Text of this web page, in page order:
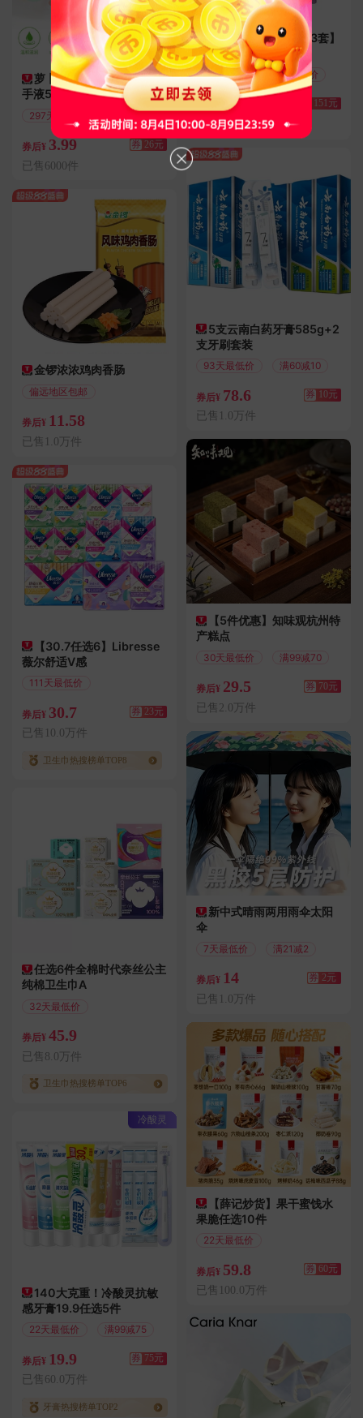
萝卜宝贝儿童专用抑菌洗
手液500g瓶装
297天最低价
满29减26
券后¥ 3.99 券 26元
已售6000件
金锣浓浓鸡肉香肠
偏远地区包邮
券后¥ 11.58
已售1.0万件
【30.7任选6】Libresse
薇尔舒适V感
111天最低价
券后¥ 30.7 券 23元
已售10.0万件
卫生巾热搜榜单TOP8
任选6件全棉时代奈丝公主
纯棉卫生巾A
32天最低价
券后¥ 45.9
已售8.0万件
卫生巾热搜榜单TOP6
冷酸灵
140大克重！冷酸灵抗敏
感牙膏19.9任选5件
22天最低价 满99减75
券后¥ 19.9 券 75元
已售60.0万件
牙膏热搜榜单TOP2
送收纳箱！【任选拍3套】
自由点卫生巾组合
历史新低 49天最低价
89 151元
已售9.0万件
5支云南白药牙膏585g+2
支牙刷套装
93天最低价 满60减10
券后¥ 78.6 券 10元
已售1.0万件
【5件优惠】知味观杭州特
产糕点
30天最低价 满99减70
券后¥ 29.5 券 70元
已售2.0万件
新中式晴雨两用雨伞太阳
伞
7天最低价 满21减2
券后¥ 14 券 2元
已售1.0万件
【薛记炒货】果干蜜饯水
果脆任选10件
22天最低价
券后¥ 59.8 券 60元
已售100.0万件